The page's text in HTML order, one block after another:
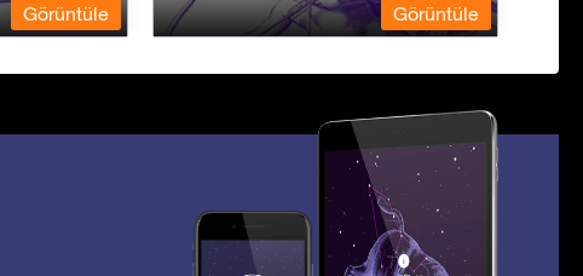
Görüntüle Görüntüle